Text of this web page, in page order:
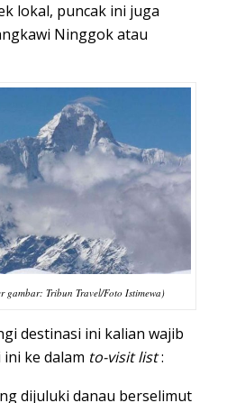
lokal, puncak ini juga
Ninggok atau
gambar: Tribun Travel/Foto Istimewa)
destinasi ini kalian wajib
ke dalam to-visit list:
dijuluki danau berselimut